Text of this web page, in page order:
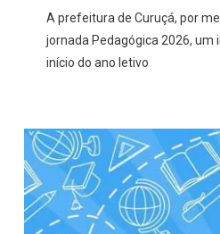
A prefeitura de Curuçá, por
jornada Pedagógica 2026,
início do ano letivo